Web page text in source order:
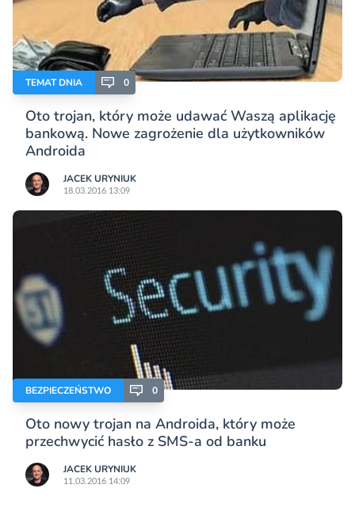
TEMAT DNIA 0
Oto trojan, który może udawać Waszą aplikację
bankową. Nowe zagrożenie dla użytkowników
Androida
JACEK URYNIUK
18.03.2016 13:09
BEZPIECZEŃSTWO 0
Oto nowy trojan na Androida, który może
przechwycić hasło z SMS-a od banku
JACEK URYNIUK
11.03.2016 14:09